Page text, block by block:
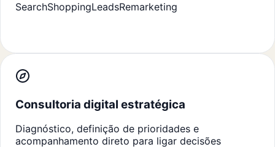
SearchShoppingLeadsRemarketing
Consultoria digital estratégica
Diagnóstico, definição de prioridades e
acompanhamento direto para ligar decisões